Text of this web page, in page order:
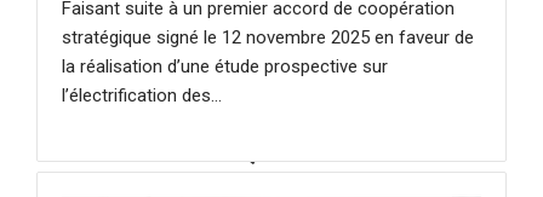
Enseignement et formation
Un territoire agréable à vivre
QUI SOMMES-NOUS ?
Faisant suite à un premier accord de coopération
stratégique signé le 12 novembre 2025 en faveur de
la réalisation d’une étude prospective sur
l’électrification des…